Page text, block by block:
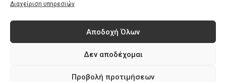
Διαχείριση υπηρεσιών
Αποδοχή Όλων
Δεν αποδέχομαι
Προβολή προτιμήσεων
© 2017 Χαλκός Θεσσαλονίκη - All Rights Reserved | Powered by